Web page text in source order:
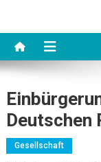
Deutschen
Gesellschaft